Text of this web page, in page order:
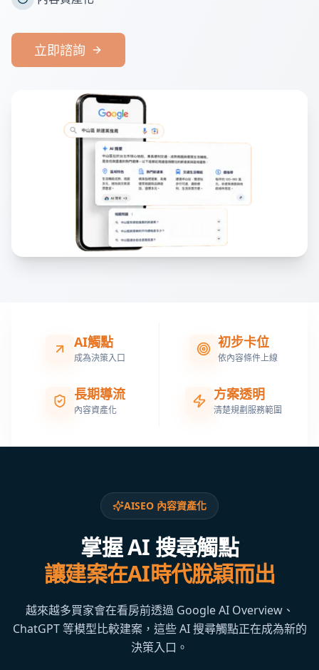
立即諮詢
AI觸點
成為決策入口
初步卡位
依內容條件上線
長期導流
內容資產化
方案透明
清楚規劃服務範圍
AISEO 內容資產化
掌握 AI 搜尋觸點
讓建案在AI時代脫穎而出
越來越多買家會在看房前透過 Google AI Overview、
ChatGPT 等模型比較建案，這些 AI 搜尋觸點正在成為新的
決策入口。